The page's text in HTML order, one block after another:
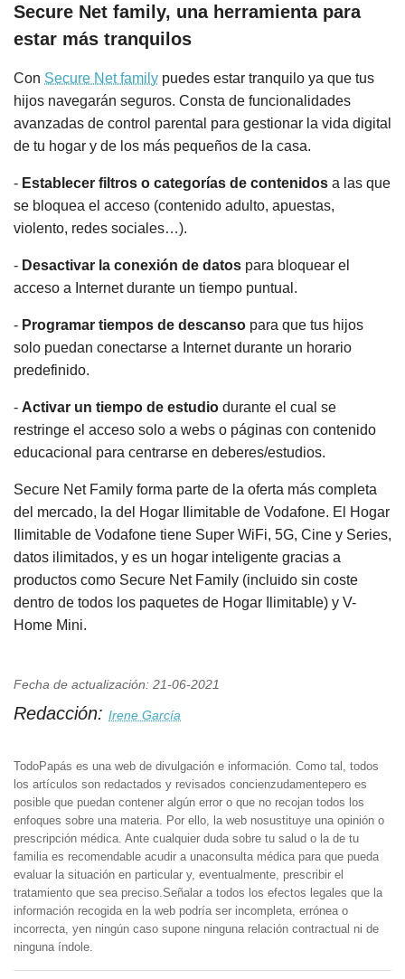
Secure Net family, una herramienta para
estar más tranquilos
Con Secure Net family puedes estar tranquilo ya que tus
hijos navegarán seguros. Consta de funcionalidades
avanzadas de control parental para gestionar la vida digital
de tu hogar y de los más pequeños de la casa.
- Establecer filtros o categorías de contenidos a las que
se bloquea el acceso (contenido adulto, apuestas,
violento, redes sociales…).
- Desactivar la conexión de datos para bloquear el
acceso a Internet durante un tiempo puntual.
- Programar tiempos de descanso para que tus hijos
solo puedan conectarse a Internet durante un horario
predefinido.
- Activar un tiempo de estudio durante el cual se
restringe el acceso solo a webs o páginas con contenido
educacional para centrarse en deberes/estudios.
Secure Net Family forma parte de la oferta más completa
del mercado, la del Hogar Ilimitable de Vodafone. El Hogar
Ilimitable de Vodafone tiene Super WiFi, 5G, Cine y Series,
datos ilimitados, y es un hogar inteligente gracias a
productos como Secure Net Family (incluido sin coste
dentro de todos los paquetes de Hogar Ilimitable) y V-
Home Mini.
Fecha de actualización: 21-06-2021
Redacción: Irene García
TodoPapás es una web de divulgación e información. Como tal, todos
los artículos son redactados y revisados concienzudamentepero es
posible que puedan contener algún error o que no recojan todos los
enfoques sobre una materia. Por ello, la web nosustituye una opinión o
prescripción médica. Ante cualquier duda sobre tu salud o la de tu
familia es recomendable acudir a unaconsulta médica para que pueda
evaluar la situación en particular y, eventualmente, prescribir el
tratamiento que sea preciso.Señalar a todos los efectos legales que la
información recogida en la web podría ser incompleta, errónea o
incorrecta, yen ningún caso supone ninguna relación contractual ni de
ninguna índole.